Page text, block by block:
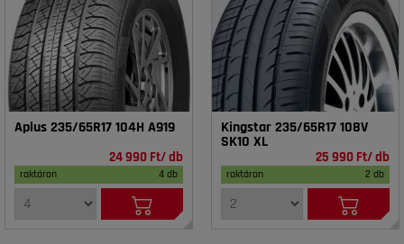
Aplus 235/65R17 104H A919
24 990 Ft/ db
raktáron 4 db
Kingstar 235/65R17 108V
SK10 XL
25 990 Ft/ db
raktáron 2 db